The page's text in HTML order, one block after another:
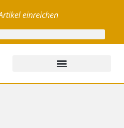
einreichen